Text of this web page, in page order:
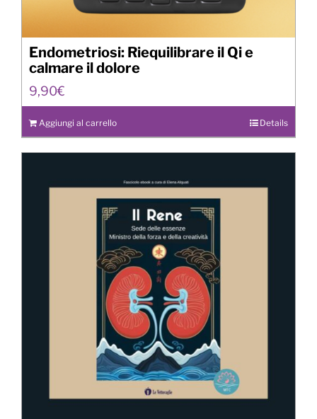
Endometriosi: Riequilibrare il Qi e
calmare il dolore
9,90€
Aggiungi al carrello Details